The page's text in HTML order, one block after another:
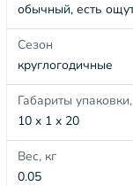
обычный, есть
Сезон
круглогодичные
Габариты
10 x 1 x 20
Вес, кг
0.05